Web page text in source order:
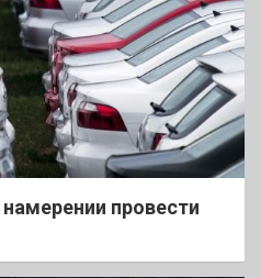
провести